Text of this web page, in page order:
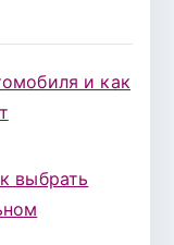
и как
выбрать